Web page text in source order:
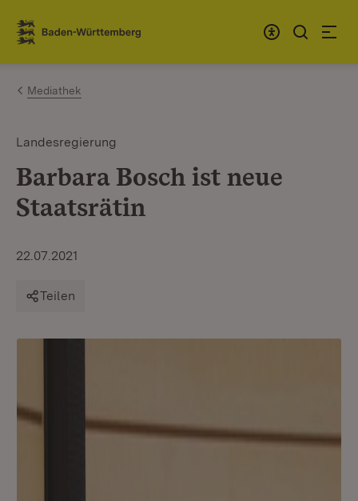
Zum Inhalt springen
Link zur Startseite
Mediathek
Landesregierung
Barbara Bosch ist neue
Staatsrätin
22.07.2021
Teilen